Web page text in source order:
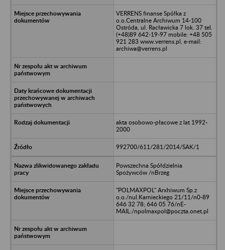
VERRENS finanse Spółka z
o.o.Centralne Archiwum 14-100
Ostróda, ul. Racławicka 7 lok. 37 tel.
(+48)89 642-19-97 mobile: +48 505
921 283 www.verrens.pl, e-mail:
archiwa@verrens.pl
akta osobowo-płacowe z lat 1992-
2000
992700/611/281/2014/SAK/1
Powszechna Spółdzielnia
Spożywców /nBrzeg
"POLMAXPOL" Arxhiwum Sp.z
o.o./nul.Karnieckiego 21/11/n0-89
646 32 78; 646 05 76/nE-
MAIL:/npolmaxpol@poczta.onet.pl